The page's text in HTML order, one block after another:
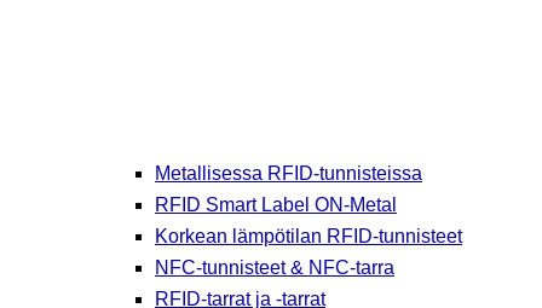
Metallisessa RFID-tunnisteissa
RFID Smart Label ON-Metal
Korkean lämpötilan RFID-tunnisteet
NFC-tunnisteet & NFC-tarra
RFID-tarrat ja -tarrat